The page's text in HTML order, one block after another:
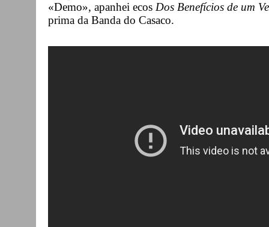
«Demo», apanhei ecos Dos Benefícios de um
prima da Banda do Casaco.